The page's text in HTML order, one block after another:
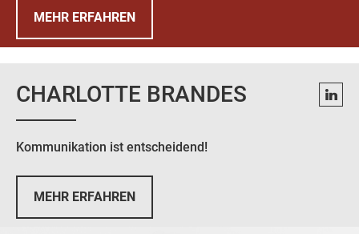
MEHR ERFAHREN
CHARLOTTE BRANDES
Kommunikation ist entscheidend!
MEHR ERFAHREN